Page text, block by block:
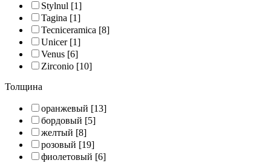
Stylnul [1]
Tagina [1]
Tecniceramica [8]
Unicer[1]
Venus [6]
Zirconio [10]
Толщина
оранжевый [13]
бордовый [5]
желтый [8]
розовый [19]
фиолетовый [6]